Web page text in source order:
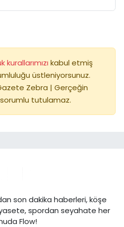
kurallarımızı kabul etmiş
üstleniyorsunuz.
Zebra | Gerçeğin
tutulamaz.
son dakika haberleri, köşe
spordan seyahate her
Flow!